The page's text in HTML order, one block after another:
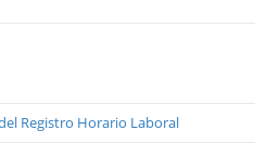
Registro Horario Laboral